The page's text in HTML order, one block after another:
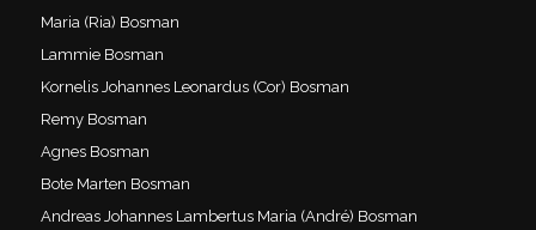
Maria (Ria) Bosman
Lammie Bosman
Kornelis Johannes Leonardus (Cor) Bosman
Remy Bosman
Agnes Bosman
Bote Marten Bosman
Andreas Johannes Lambertus Maria (André) Bosman